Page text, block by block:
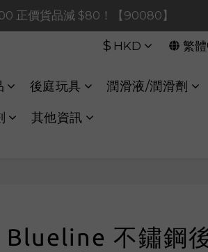
正價貨品減 $80！【90080】
正價貨品減 $80！【90080】
正價貨品減 $20【40020】
9 日（日）凌晨 01:00 至 11:00 暫停
正價貨品減 $80！【90080】
$ HKD 繁
後庭玩具 潤滑液/潤滑劑
其他資訊
Blueline 不鏽鋼